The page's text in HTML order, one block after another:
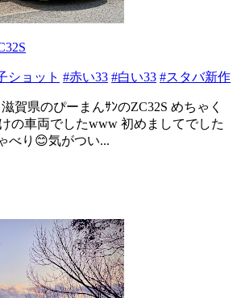
ショット #赤い33 #白い33 #スタバ新作
賀県のぴーまんｻﾝのZC32S めちゃく
の車両でしたwww 初めましてでした
べり😊気がつい...